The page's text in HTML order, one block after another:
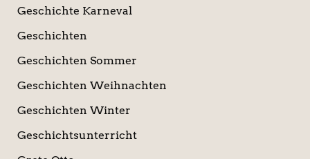
Geschichte Karneval
Geschichten
Geschichten Sommer
Geschichten Weihnachten
Geschichten Winter
Geschichtsunterricht